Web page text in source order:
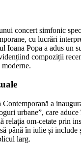
concert simfonic
cu lucrări
Ioana Popa a adus un
compoziții
a
urbane”, care
relația om-cetate prin
până în iulie și include
larg.